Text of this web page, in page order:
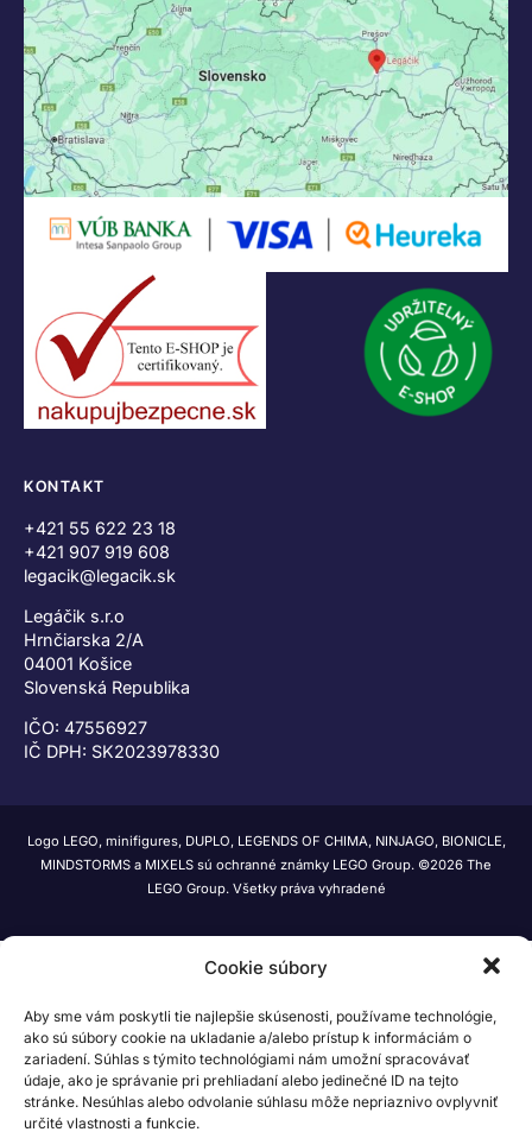
Cookie súbory
Aby sme vám poskytli tie najlepšie skúsenosti, používame technológie,
ako sú súbory cookie na ukladanie a/alebo prístup k informáciám o
zariadení. Súhlas s týmito technológiami nám umožní spracovávať
údaje, ako je správanie pri prehliadaní alebo jedinečné ID na tejto
stránke. Nesúhlas alebo odvolanie súhlasu môže nepriaznivo ovplyvniť
určité vlastnosti a funkcie.
KONTAKT
+421 55 622 23 18
+421 907 919 608
legacik@legacik.sk
Legáčik s.r.o
Hrnčiarska 2/A
04001 Košice
Slovenská Republika
IČO: 47556927
IČ DPH: SK2023978330
Logo LEGO, minifigures, DUPLO, LEGENDS OF CHIMA, NINJAGO, BIONICLE,
MINDSTORMS a MIXELS sú ochranné známky LEGO Group. ©2026 The
LEGO Group. Všetky práva vyhradené